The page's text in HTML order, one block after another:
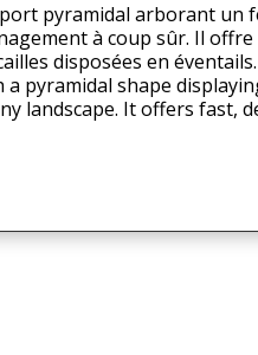
pyramidal arborant un
à coup sûr. Il
disposées en éventails.
a pyramidal shape
landscape. It offers fast,